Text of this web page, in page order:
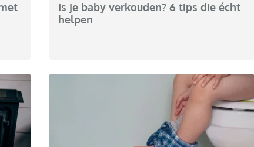
Is je baby verkouden? 6 tips die écht
helpen